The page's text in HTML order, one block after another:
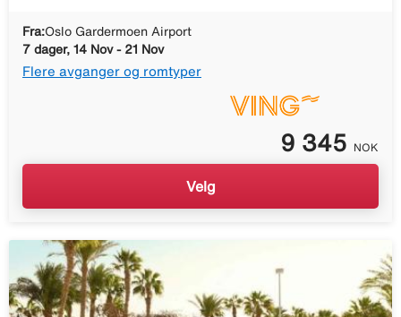
Fra:Oslo Gardermoen Airport
7 dager, 14 Nov - 21 Nov
Flere avganger og romtyper
9 345 NOK
Velg